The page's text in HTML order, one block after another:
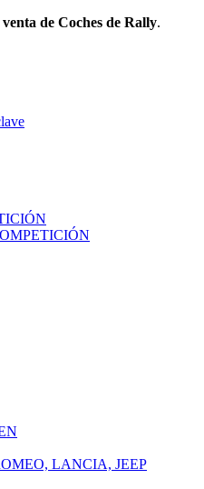
venta de Coches de Rally.
LANCIA, JEEP